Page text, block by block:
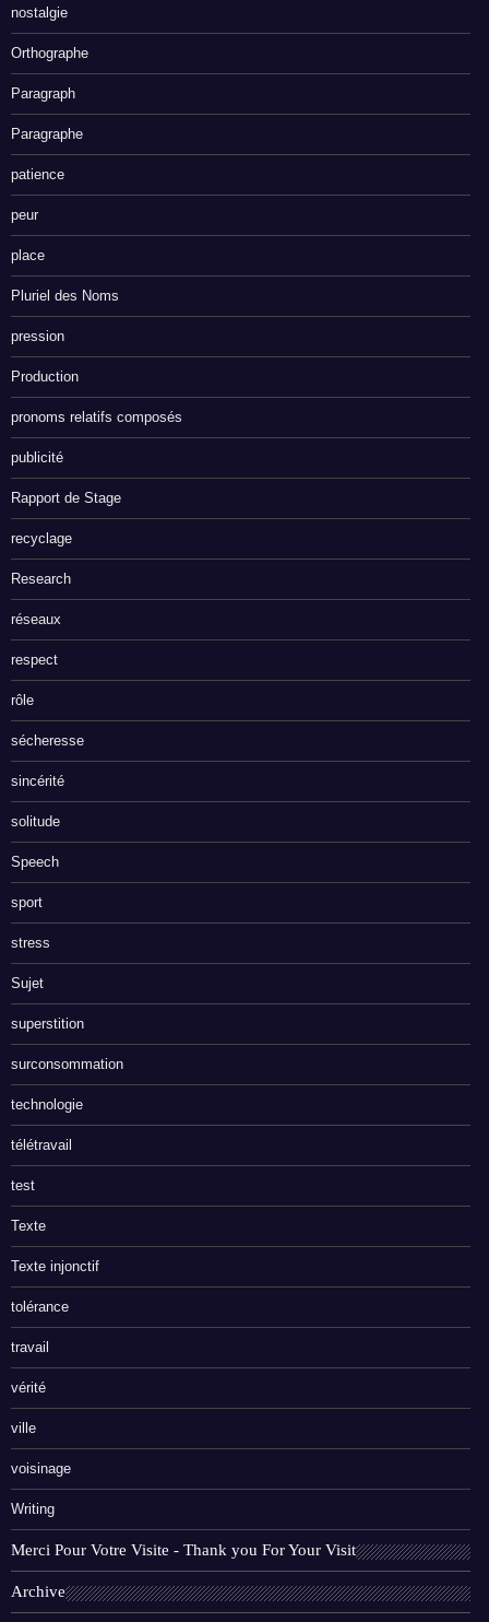
nostalgie
Orthographe
Paragraph
Paragraphe
patience
peur
place
Pluriel des Noms
pression
Production
pronoms relatifs composés
publicité
Rapport de Stage
recyclage
Research
réseaux
respect
rôle
sécheresse
sincérité
solitude
Speech
sport
stress
Sujet
superstition
surconsommation
technologie
télétravail
test
Texte
Texte injonctif
tolérance
travail
vérité
ville
voisinage
Writing
Merci Pour Votre Visite - Thank you For Your Visit
Archive